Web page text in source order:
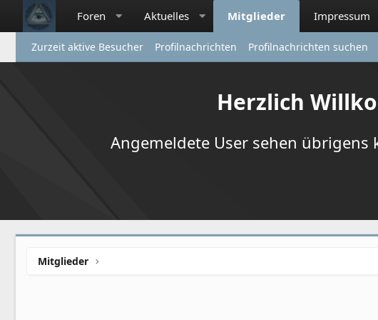
Foren Aktuelles Mitglieder Impressum
Zurzeit aktive Besucher Profilnachrichten Profilnachrichten suchen
Herzlich
Angemeldete User sehen
Mitglieder